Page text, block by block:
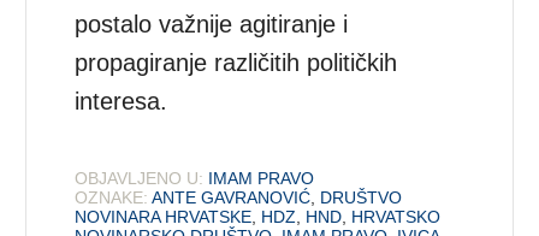
postalo važnije agitiranje i
propagiranje različitih političkih
interesa.
OBJAVLJENO U: IMAM PRAVO
OZNAKE: ANTE GAVRANOVIĆ DRUŠTVO
NOVINARA HRVATSKE HDZ HND HRVATSKO